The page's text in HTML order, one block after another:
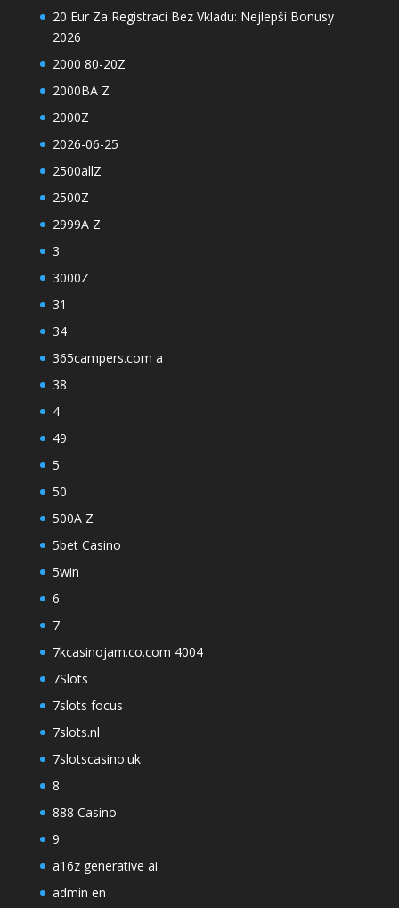
20 Eur Za Registraci Bez Vkladu: Nejlepší Bonusy
2026
2000 80-20Z
2000BA Z
2000Z
2026-06-25
2500allZ
2500Z
2999A Z
3
3000Z
31
34
365campers.com a
38
4
49
5
50
500A Z
5bet Casino
5win
6
7
7kcasinojam.co.com 4004
7Slots
7slots focus
7slots.nl
7slotscasino.uk
8
888 Casino
9
a16z generative ai
admin en